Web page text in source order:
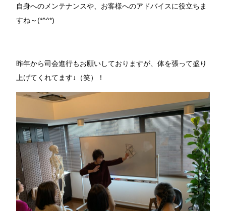
自身へのメンテナンスや、お客様へのアドバイスに役立ちま
すね～(*^^*)
昨年から司会進行もお願いしておりますが、体を張って盛り
上げてくれてます↓（笑）！